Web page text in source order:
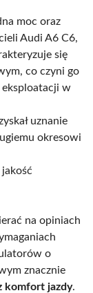
moc oraz
Audi A6 C6,
się
co czyni go
w
uznanie
okresowi
na opiniach
o
znacznie
komfort jazdy.